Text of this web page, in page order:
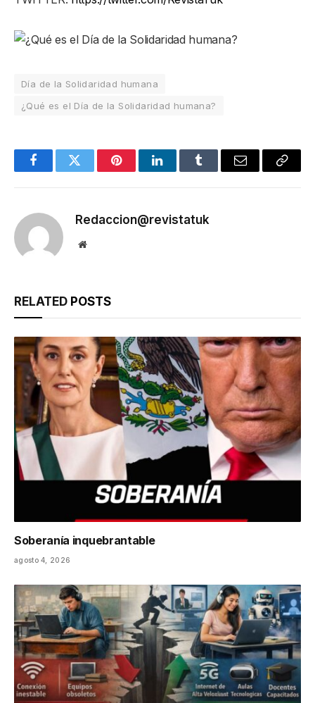
Día de la Solidaridad humana
¿Qué es el Día de la Solidaridad humana?
FacebookTwitter PinterestLinkedInTumblr Email
Copy
Redaccion@revistatuk
Website
RELATED POSTS
Soberanía inquebrantable
agosto 4, 2026